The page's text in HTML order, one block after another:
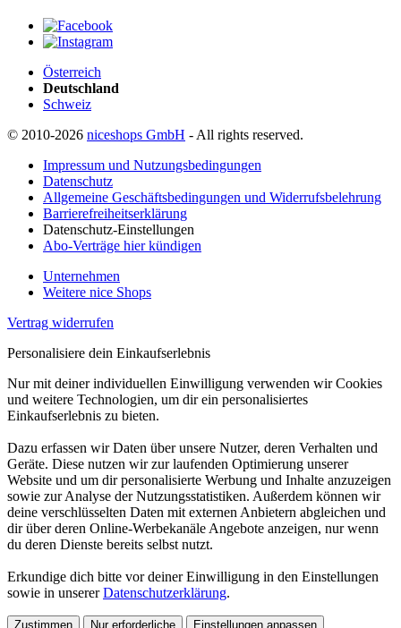
Österreich
Deutschland
Schweiz
© 2010-2026 niceshops GmbH - All rights reserved.
Impressum und Nutzungsbedingungen
Datenschutz
Allgemeine Geschäftsbedingungen und Widerrufsbelehrung
Barrierefreiheitserklärung
Datenschutz-Einstellungen
Abo-Verträge hier kündigen
Unternehmen
Weitere nice Shops
Vertrag widerrufen
Personalisiere dein Einkaufserlebnis
Nur mit deiner individuellen Einwilligung verwenden wir Cookies
und weitere Technologien, um dir ein personalisiertes
Einkaufserlebnis zu bieten.
Dazu erfassen wir Daten über unsere Nutzer, deren Verhalten und
Geräte. Diese nutzen wir zur laufenden Optimierung unserer
Website und um dir personalisierte Werbung und Inhalte anzuzeigen
sowie zur Analyse der Nutzungsstatistiken. Außerdem können wir
deine verschlüsselten Daten mit externen Anbietern abgleichen und
dir über deren Online-Werbekanäle Angebote anzeigen, nur wenn
du deren Dienste bereits selbst nutzt.
Erkundige dich bitte vor deiner Einwilligung in den Einstellungen
sowie in unsererDatenschutzerklärung.
Zustimmen Nur erforderliche Einstellungen anpassen